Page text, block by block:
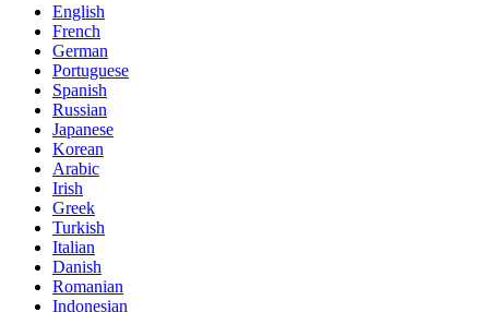
English
French
German
Portuguese
Spanish
Russian
Japanese
Korean
Arabic
Irish
Greek
Turkish
Italian
Danish
Romanian
Indonesian